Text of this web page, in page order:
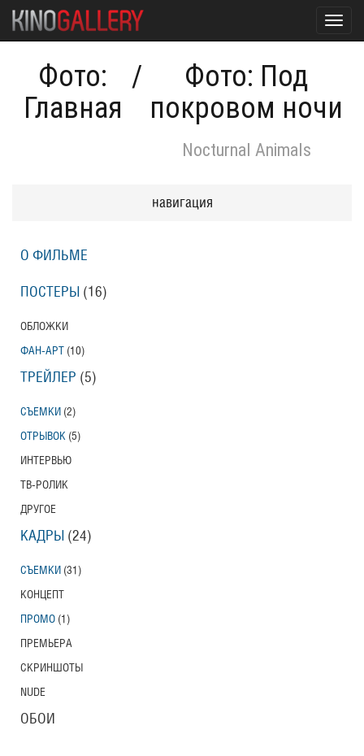
Фото:
Главная
/
Фото: Под
покровом ночи
Nocturnal Animals
навигация
О ФИЛЬМЕ
ПОСТЕРЫ (16)
ОБЛОЖКИ
ФАН-АРТ (10)
ТРЕЙЛЕР (5)
СЪЕМКИ (2)
ОТРЫВОК (5)
ИНТЕРВЬЮ
ТВ-РОЛИК
ДРУГОЕ
КАДРЫ (24)
СЪЕМКИ (31)
КОНЦЕПТ
ПРОМО (1)
ПРЕМЬЕРА
СКРИНШОТЫ
NUDE
ОБОИ